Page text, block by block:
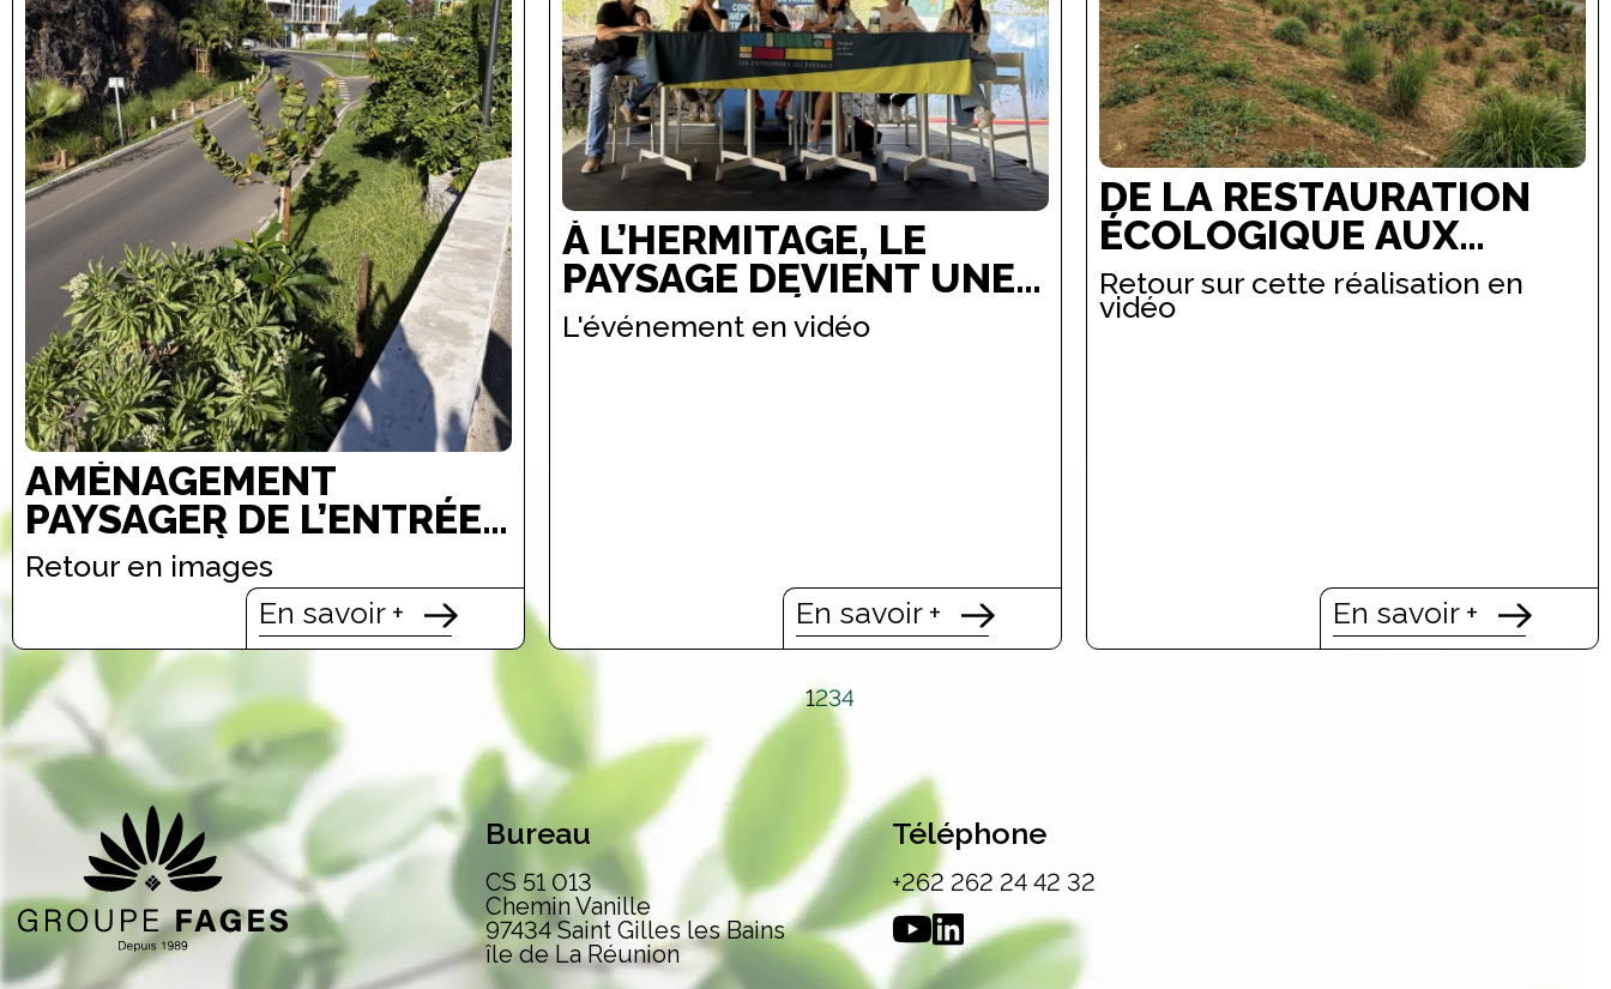
AMÉNAGEMENT
PAYSAGER DE L’ENTRÉE
DE VILLE À SAINT-
GILLES-LES-BAINS
Retour en images
En savoir +
À L’HERMITAGE, LE
PAYSAGE DEVIENT UNE
LIGNE DE DÉFENSE
L'événement en vidéo
En savoir +
DE LA RESTAURATION
ÉCOLOGIQUE AUX
JARDINS URBAINS : UN
CHANTIER
Retour sur cette réalisation en
vidéo
En savoir +
1234
Bureau
CS 51 013
Chemin Vanille
97434 Saint Gilles les Bains
île de La Réunion
Téléphone
+262 262 24 42 32